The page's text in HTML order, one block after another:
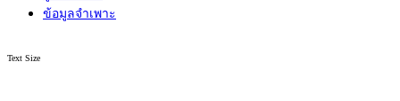
ข้อมูลจำเพาะ
Text Size